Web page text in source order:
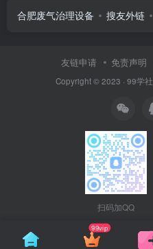
合肥废气治理设备 搜友外链
友链申请 免责声明
Copyright © 2023 · 99学社
扫码加QQ
99vip